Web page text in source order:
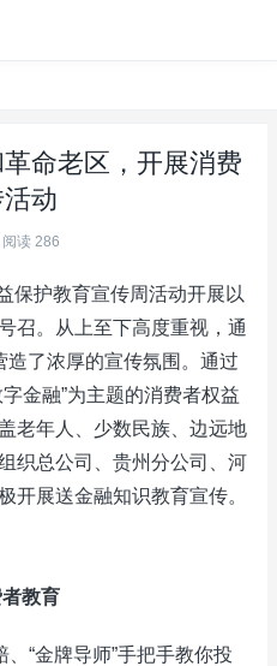
命老区，开展消费
动
阅读 286
护教育宣传周活动开展以
召。从上至下高度重视，通
了浓厚的宣传氛围。通过
金融”为主题的消费者权益
老年人、少数民族、边远地
织总公司、贵州分公司、河
开展送金融知识教育宣传。
教育
“金牌导师”手把手教你投